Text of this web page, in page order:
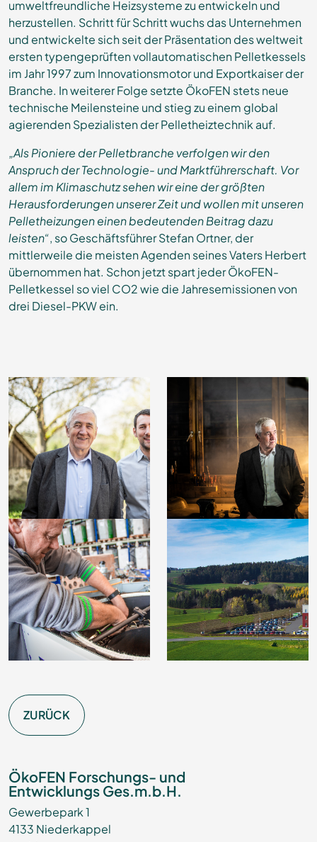
umweltfreundliche Heizsysteme zu entwickeln und
herzustellen. Schritt für Schritt wuchs das Unternehmen
und entwickelte sich seit der Präsentation des weltweit
ersten typengeprüften vollautomatischen Pelletkessels
im Jahr 1997 zum Innovationsmotor und Exportkaiser der
Branche. In weiterer Folge setzte ÖkoFEN stets neue
technische Meilensteine und stieg zu einem global
agierenden Spezialisten der Pelletheiztechnik auf.
„Als Pioniere der Pelletbranche verfolgen wir den
Anspruch der Technologie- und Marktführerschaft. Vor
allem im Klimaschutz sehen wir eine der größten
Herausforderungen unserer Zeit und wollen mit unseren
Pelletheizungen einen bedeutenden Beitrag dazu
leisten“, so Geschäftsführer Stefan Ortner, der
mittlerweile die meisten Agenden seines Vaters Herbert
übernommen hat. Schon jetzt spart jeder ÖkoFEN-
Pelletkessel so viel CO2 wie die Jahresemissionen von
drei Diesel-PKW ein.
ZURÜCK
ÖkoFEN Forschungs- und
Entwicklungs Ges.m.b.H.
Gewerbepark 1
4133 Niederkappel